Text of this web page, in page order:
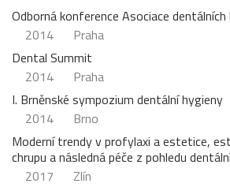
Odborná konference Asociace
2014
Praha
Dental Summit
2014
Praha
I. Brněnské sympozium dentální hygieny
2014
Brno
Moderní trendy v profylaxi a estetice,
chrupu a následná péče z pohledu
2017
Zlín